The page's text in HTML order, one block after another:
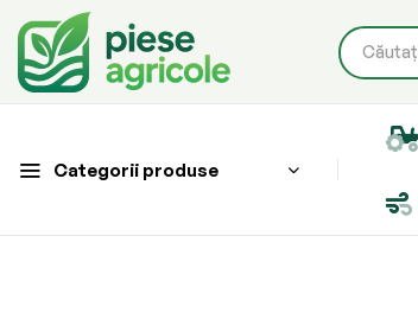
Categorii produse